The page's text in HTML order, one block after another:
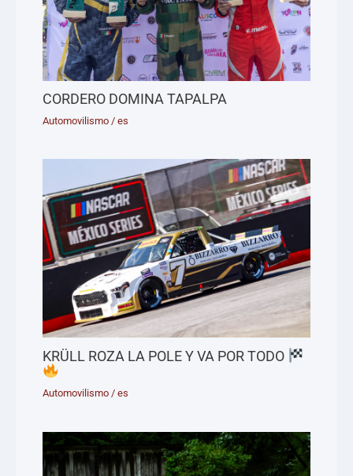
CORDERO DOMINA TAPALPA
Automovilismo /es
KRÜLL ROZA LA POLE Y VA POR TODO
Automovilismo /es